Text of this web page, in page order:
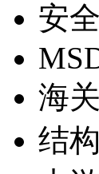
安
海
结